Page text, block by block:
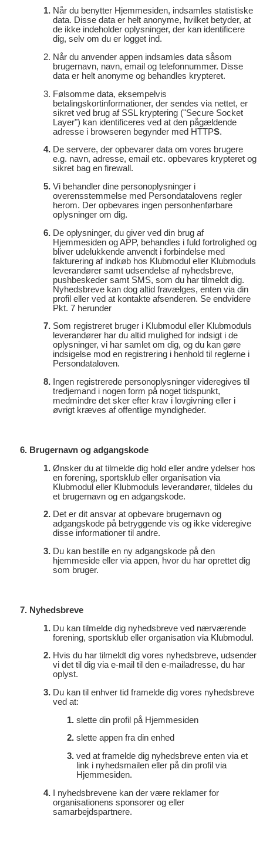
Når du benytter Hjemmesiden, indsamles statistiske
data. Disse data er helt anonyme, hvilket betyder, at
de ikke indeholder oplysninger, der kan identificere
dig, selv om du er logget ind.
Når du anvender appen indsamles data såsom
brugernavn, navn, email og telefonnummer. Disse
data er helt anonyme og behandles krypteret.
Følsomme data, eksempelvis
betalingskortinformationer, der sendes via nettet, er
sikret ved brug af SSL kryptering ("Secure Socket
Layer") kan identificeres ved at den pågældende
adresse i browseren begynder med HTTPS.
De servere, der opbevarer data om vores brugere
e.g. navn, adresse, email etc. opbevares krypteret og
sikret bag en firewall.
Vi behandler dine personoplysninger i
overensstemmelse med Persondatalovens regler
herom. Der opbevares ingen personhenførbare
oplysninger om dig.
De oplysninger, du giver ved din brug af
Hjemmesiden og APP, behandles i fuld fortrolighed og
bliver udelukkende anvendt i forbindelse med
fakturering af indkøb hos Klubmodul eller Klubmoduls
leverandører samt udsendelse af nyhedsbreve,
pushbeskeder samt SMS, som du har tilmeldt dig.
Nyhedsbreve kan dog altid fravælges, enten via din
profil eller ved at kontakte afsenderen. Se endvidere
Pkt. 7 herunder
Som registreret bruger i Klubmodul eller Klubmoduls
leverandører har du altid mulighed for indsigt i de
oplysninger, vi har samlet om dig, og du kan gøre
indsigelse mod en registrering i henhold til reglerne i
Persondataloven.
Ingen registrerede personoplysninger videregives til
tredjemand i nogen form på noget tidspunkt,
medmindre det sker efter krav i lovgivning eller i
øvrigt kræves af offentlige myndigheder.
Brugernavn og adgangskode
Ønsker du at tilmelde dig hold eller andre ydelser hos
en forening, sportsklub eller organisation via
Klubmodul eller Klubmoduls leverandører, tildeles du
et brugernavn og en adgangskode.
Det er dit ansvar at opbevare brugernavn og
adgangskode på betryggende vis og ikke videregive
disse informationer til andre.
Du kan bestille en ny adgangskode på den
hjemmeside eller via appen, hvor du har oprettet dig
som bruger.
Nyhedsbreve
Du kan tilmelde dig nyhedsbreve ved nærværende
forening, sportsklub eller organisation via Klubmodul.
Hvis du har tilmeldt dig vores nyhedsbreve, udsender
vi det til dig via e-mail til den e-mailadresse, du har
oplyst.
Du kan til enhver tid framelde dig vores nyhedsbreve
ved at:
slette din profil på Hjemmesiden
slette appen fra din enhed
ved at framelde dig nyhedsbreve enten via et
link i nyhedsmailen eller på din profil via
Hjemmesiden.
I nyhedsbrevene kan der være reklamer for
organisationens sponsorer og eller
samarbejdspartnere.